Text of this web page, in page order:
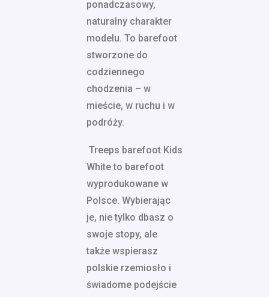
ponadczasowy,
naturalny charakter
modelu. To barefoot
stworzone do
codziennego
chodzenia – w
mieście, w ruchu i w
podróży.
Treeps barefoot Kids
White to barefoot
wyprodukowane w
Polsce. Wybierając
je, nie tylko dbasz o
swoje stopy, ale
także wspierasz
polskie rzemiosło i
świadome podejście